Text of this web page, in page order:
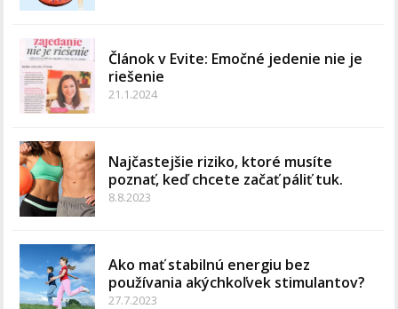
Článok v Evite: Emočné jedenie nie je
riešenie
21.1.2024
Najčastejšie riziko, ktoré musíte
poznať, keď chcete začať páliť tuk.
8.8.2023
Ako mať stabilnú energiu bez
používania akýchkoľvek stimulantov?
27.7.2023